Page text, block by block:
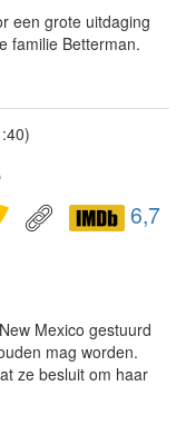
een grote uitdaging
familie Betterman.
6,7
Mexico gestuurd
mag worden.
ze besluit om haar